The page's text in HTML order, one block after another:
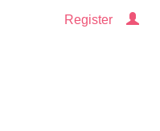
Register